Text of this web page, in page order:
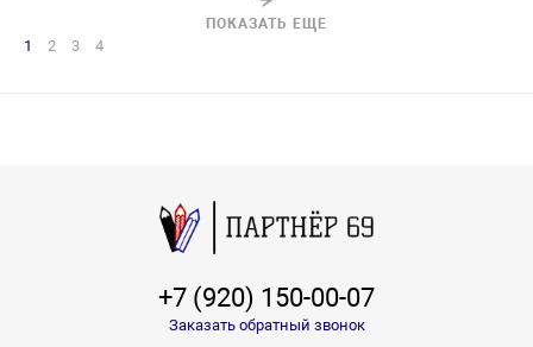
ПОКАЗАТЬ ЕЩЕ
1 2 3 4
+7 (920) 150-00-07
Заказать обратный звонок